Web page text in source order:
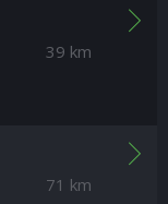
39 km
71 km